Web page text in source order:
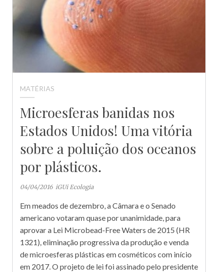
MATÉRIAS
Microesferas banidas nos
Estados Unidos! Uma vitória
sobre a poluição dos oceanos
por plásticos.
04/04/2016 iGUi Ecologia
Em meados de dezembro, a Câmara e o Senado
americano votaram quase por unanimidade, para
aprovar a Lei Microbead-Free Waters de 2015 (HR
1321), eliminação progressiva da produção e venda
de microesferas plásticas em cosméticos com início
em 2017. O projeto de lei foi assinado pelo presidente